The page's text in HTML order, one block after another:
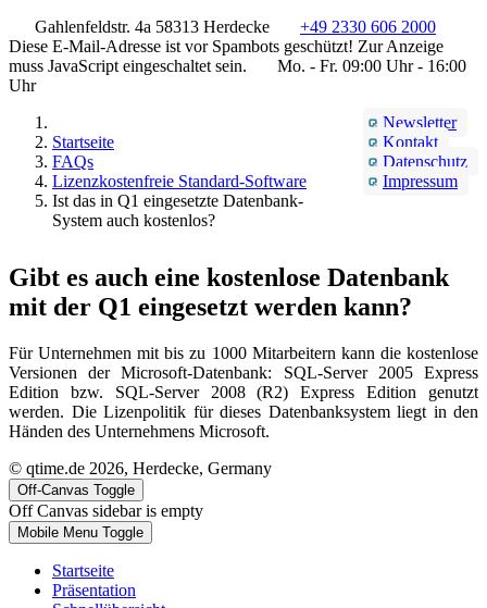
Gahlenfeldstr. 4a 58313 Herdecke
+49 2330 606 2000
Diese E-Mail-Adresse ist vor Spambots geschützt! Zur Anzeige
muss JavaScript eingeschaltet sein.
Mo. - Fr. 09:00 Uhr - 16:00
Uhr
Newsletter
Kontakt
Datenschutz
Impressum
Startseite
FAQs
Lizenzkostenfreie Standard-Software
Ist das in Q1 eingesetzte Datenbank-
System auch kostenlos?
Gibt es auch eine kostenlose Datenbank
mit der Q1 eingesetzt werden kann?
Für Unternehmen mit bis zu 1000 Mitarbeitern kann die kostenlose
Versionen der Microsoft-Datenbank: SQL-Server 2005 Express
Edition bzw. SQL-Server 2008 (R2) Express Edition genutzt
werden. Die Lizenpolitik für dieses Datenbanksystem liegt in den
Händen des Unternehmens Microsoft.
© qtime.de 2026, Herdecke, Germany
Off-Canvas Toggle
Off Canvas sidebar is empty
Mobile Menu Toggle
Startseite
Präsentation